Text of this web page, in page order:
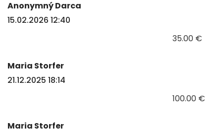
Anonymný Darca
15.02.2026 12:40
35.00 €
Maria Storfer
21.12.2025 18:14
100.00 €
Maria Storfer